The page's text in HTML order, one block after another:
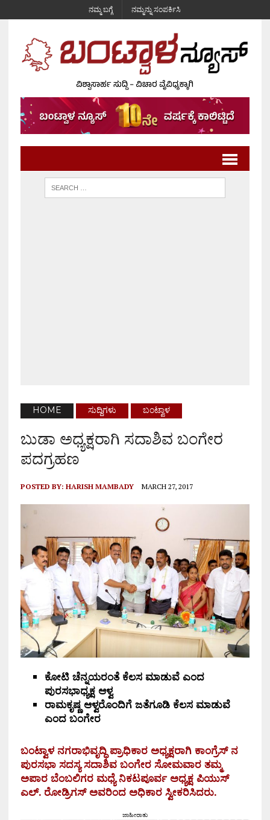
ನಮ್ಮ ಬಗ್ಗೆ ನಮ್ಮನ್ನು ಸಂಪರ್ಕಿಸಿ
HOME ಸುದ್ದಿಗಳು ಬಂಟ್ವಾಳ
ಬುಡಾ ಅಧ್ಯಕ್ಷರಾಗಿ ಸದಾಶಿವ ಬಂಗೇರ
ಪದಗ್ರಹಣ
POSTED BY: HARISH MAMBADY MARCH 27, 2017
ಕೋಟಿ ಚೆನ್ನಯರಂತೆ ಕೆಲಸ ಮಾಡುವೆ ಎಂದ
ಪುರಸಭಾಧ್ಯಕ್ಷ ಆಳ್ವ
ರಾಮಕೃಷ್ಣ ಆಳ್ವರೊಂದಿಗೆ ಜತೆಗೂಡಿ ಕೆಲಸ ಮಾಡುವೆ
ಎಂದ ಬಂಗೇರ
ಬಂಟ್ವಾಳ ನಗರಾಭಿವೃದ್ಧಿ ಪ್ರಾಧಿಕಾರ ಅಧ್ಯಕ್ಷರಾಗಿ ಕಾಂಗ್ರೆಸ್ ನ
ಪುರಸಭಾ ಸದಸ್ಯ ಸದಾಶಿವ ಬಂಗೇರ ಸೋಮವಾರ ತಮ್ಮ
ಅಪಾರ ಬೆಂಬಲಿಗರ ಮಧ್ಯೆ ನಿಕಟಪೂರ್ವ ಅಧ್ಯಕ್ಷ ಪಿಯುಸ್
ಎಲ್. ರೋಡ್ರಿಗಸ್ ಅವರಿಂದ ಅಧಿಕಾರ ಸ್ವೀಕರಿಸಿದರು.
ಜಾಹೀರಾತು